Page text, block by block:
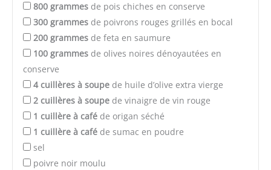
800 grammes de pois chiches en conserve
300 grammes de poivrons rouges grillés en bocal
200 grammes de feta en saumure
100 grammes de olives noires dénoyautées en
conserve
4 cuillères à soupe de huile d’olive extra vierge
2 cuillères à soupe de vinaigre de vin rouge
1 cuillère à café de origan séché
1 cuillère à café de sumac en poudre
sel
poivre noir moulu